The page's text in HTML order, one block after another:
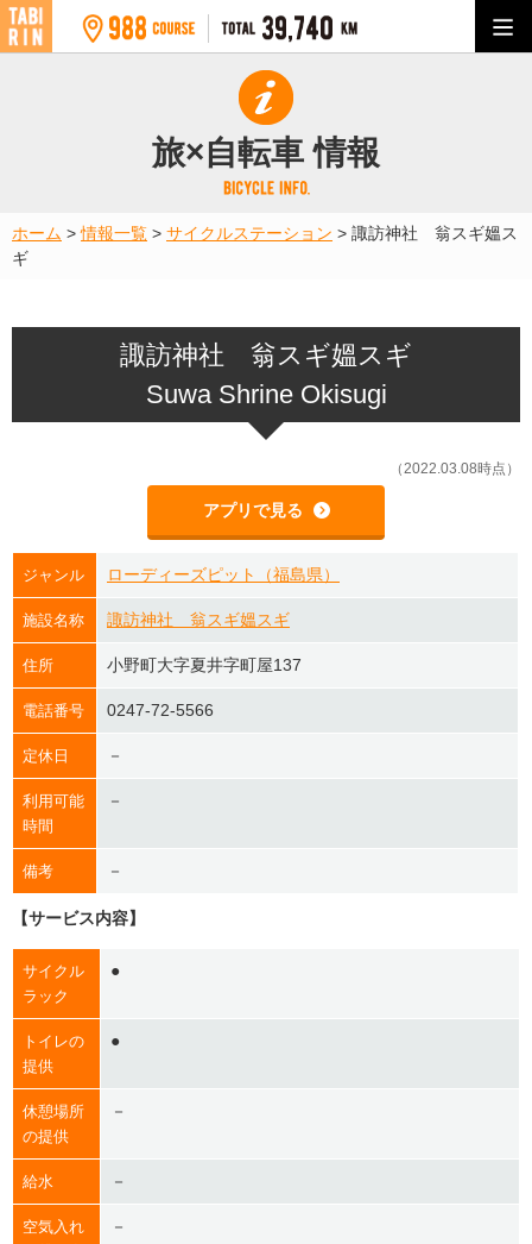
旅×自転車 情報
ホーム >情報一覧 > サイクルステーション > 諏訪神社 翁スギ媼ス
ギ
諏訪神社 翁スギ媼スギ
Suwa Shrine Okisugi
（2022.03.08時点）
アプリで見る
ジャンル ローディーズピット（福島県）
施設名称 諏訪神社 翁スギ媼スギ
住所 小野町大字夏井字町屋137
電話番号 0247-72-5566
定休日 －
利用可能
時間
－
備考 －
【サービス内容】
サイクル
ラック
●
トイレの
提供
●
休憩場所
の提供
－
給水 －
空気入れ
－